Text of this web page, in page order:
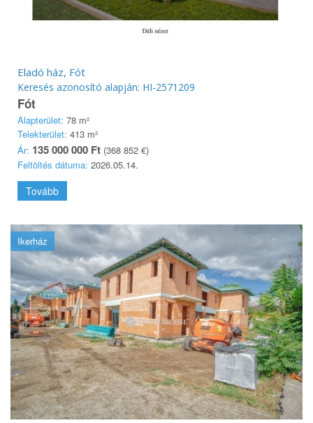
Eladó ház, Fót
Keresés azonosító alapján: HI-2571209
Fót
Alapterület: 78 m²
Telekterület: 413 m²
Ár: 135 000 000 Ft (368 852 €)
Feltöltés dátuma: 2026.05.14.
Tovább
Ikerház